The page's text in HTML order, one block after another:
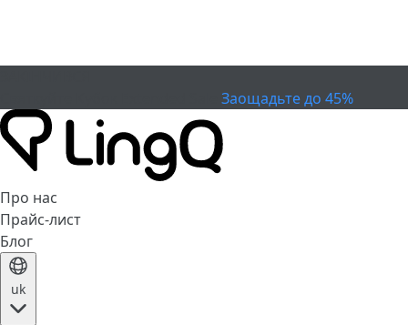
Заощадьте до 45%
Про нас
Прайс-лист
Блог
uk